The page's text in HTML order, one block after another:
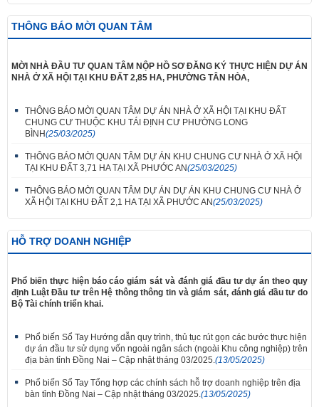
THÔNG BÁO MỜI QUAN TÂM
MỜI NHÀ ĐẦU TƯ QUAN TÂM NỘP HỒ SƠ ĐĂNG KÝ THỰC HIỆN DỰ ÁN
NHÀ Ở XÃ HỘI TẠI KHU ĐẤT 2,85 HA, PHƯỜNG TÂN HÒA,
THÔNG BÁO MỜI QUAN TÂM DỰ ÁN NHÀ Ở XÃ HỘI TẠI KHU ĐẤT
CHUNG CƯ THUỘC KHU TÁI ĐỊNH CƯ PHƯỜNG LONG
BÌNH(25/03/2025)
THÔNG BÁO MỜI QUAN TÂM DỰ ÁN KHU CHUNG CƯ NHÀ Ở XÃ HỘI
TẠI KHU ĐẤT 3,71 HA TẠI XÃ PHƯỚC AN(25/03/2025)
THÔNG BÁO MỜI QUAN TÂM DỰ ÁN DỰ ÁN KHU CHUNG CƯ NHÀ Ở
XÃ HỘI TẠI KHU ĐẤT 2,1 HA TẠI XÃ PHƯỚC AN(25/03/2025)
HỖ TRỢ DOANH NGHIỆP
Phổ biến thực hiện báo cáo giám sát và đánh giá đầu tư dự án theo quy
định Luật Đầu tư trên Hệ thông thông tin và giám sát, đánh giá đầu tư do
Bộ Tài chính triển khai.
Phổ biến Sổ Tay Hướng dẫn quy trình, thủ tục rút gọn các bước thực hiện
dự án đầu tư sử dụng vốn ngoài ngân sách (ngoài Khu công nghiệp) trên
địa bàn tỉnh Đồng Nai – Cập nhật tháng 03/2025. (13/05/2025)
Phổ biến Sổ Tay Tổng hợp các chính sách hỗ trợ doanh nghiệp trên địa
bàn tỉnh Đồng Nai – Cập nhật tháng 03/2025. (13/05/2025)